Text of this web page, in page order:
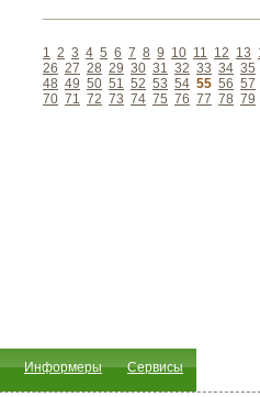
1 2 3 4 5 6 7 8 9 10 11 12 13
26 27 28 29 30 31 32 33 34 35
48 49 50 51 52 53 54 55 56 57
70 71 72 73 74 75 76 77 78 79
Информеры Сервисы